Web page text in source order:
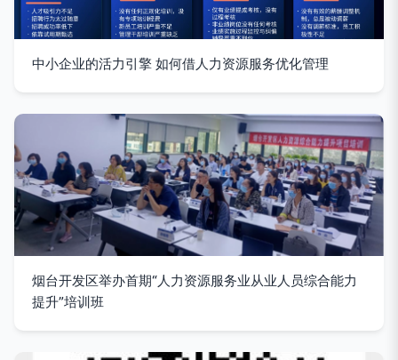
中小企业的活力引擎 如何借人力资源服务优化管理
烟台开发区举办首期“人力资源服务业从业人员综合能力
提升”培训班